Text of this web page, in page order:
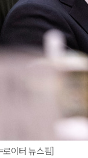
로이터 뉴스핌]